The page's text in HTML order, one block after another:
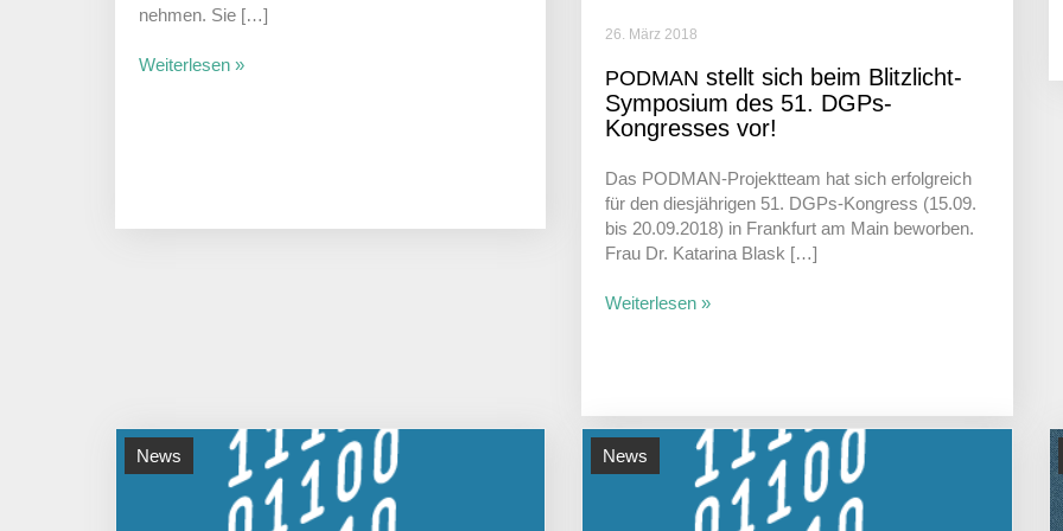
nehmen. Sie […]
Weiterlesen »
26. März 2018
PODMAN stellt sich beim Blitz­licht-
Sympo­sium des 51. DGPs-
Kongresses vor!
Das PODMAN-Projek­t­­team hat sich erfolg­reich
für den dies­jäh­rigen 51. DGPs-Kongress (15.09.
bis 20.09.2018) in Frank­furt am Main beworben.
Frau Dr. Kata­rina Blask […]
Weiterlesen »
News News